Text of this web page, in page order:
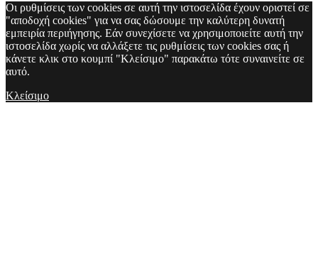
Οι ρυθμίσεις των cookies σε αυτή την ιστοσελίδα έχουν οριστεί σε
"αποδοχή cookies" για να σας δώσουμε την καλύτερη δυνατή
εμπειρία περιήγησης. Εάν συνεχίσετε να χρησιμοποιείτε αυτή την
ιστοσελίδα χωρίς να αλλάξετε τις ρυθμίσεις των cookies σας ή
κάνετε κλικ στο κουμπί "Κλείσιμο" παρακάτω τότε συναινείτε σε
αυτό.
Κλείσιμο